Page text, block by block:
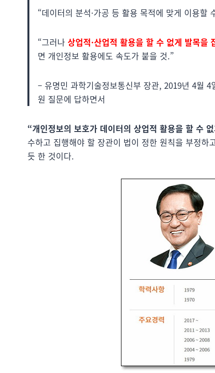
“데이터의 분석·가공 등 활용 목적에 맞게 이용
“그러나 상업적·산업적 활용을 할 수 없게 발목을
면 개인정보 활용에도 속도가 붙을 것.”
– 유명민 과학기술정보통신부 장관, 2019년 4월
원 질문에 답하면서
“개인정보의 보호가 데이터의 상업적 활용을 할 수
수하고 집행해야 할 장관이 법이 정한 원칙을 부정하
듯 한 것이다.